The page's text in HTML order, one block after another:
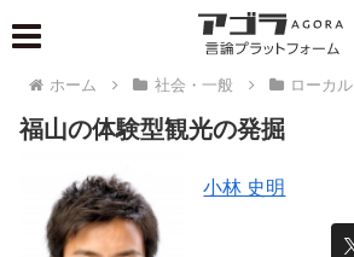
ホーム 社会・一般 ローカル
福山の体験型観光の発掘
小林 史明